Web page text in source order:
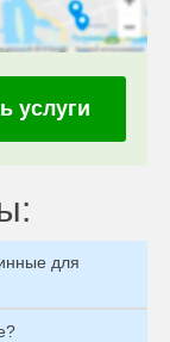
услуги
для